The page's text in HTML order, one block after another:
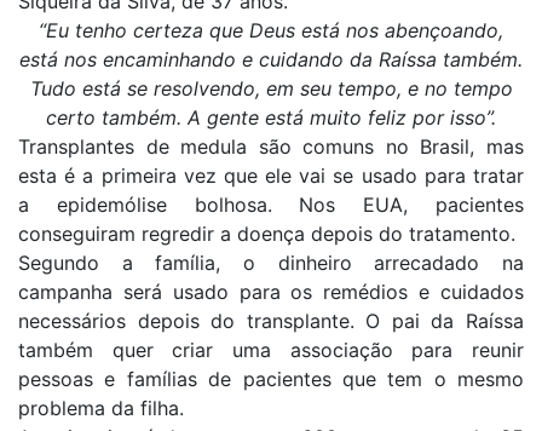
“Eu tenho certeza que Deus está nos abençoando,
está nos encaminhando e cuidando da Raíssa também.
Tudo está se resolvendo, em seu tempo, e no tempo
certo também. A gente está muito feliz por isso”.
Transplantes de medula são comuns no Brasil, mas
esta é a primeira vez que ele vai se usado para tratar
a epidemólise bolhosa. Nos EUA, pacientes
conseguiram regredir a doença depois do tratamento.
Segundo a família, o dinheiro arrecadado na
campanha será usado para os remédios e cuidados
necessários depois do transplante. O pai da Raíssa
também quer criar uma associação para reunir
pessoas e famílias de pacientes que tem o mesmo
problema da filha.